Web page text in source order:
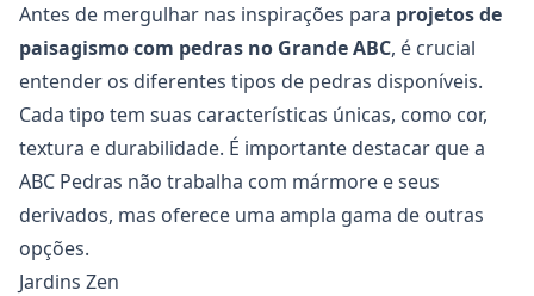
Antes de mergulhar nas inspirações para projetos de
paisagismo com pedras no Grande ABC, é crucial
entender os diferentes tipos de pedras disponíveis.
Cada tipo tem suas características únicas, como cor,
textura e durabilidade. É importante destacar que a
ABC Pedras não trabalha com mármore e seus
derivados, mas oferece uma ampla gama de outras
opções.
Jardins Zen